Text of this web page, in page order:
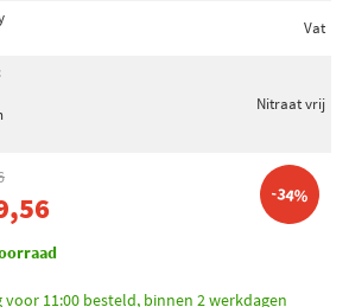
Vat
Nitraat vrij
-34%
voor 11:00 besteld, binnen 2 werkdagen